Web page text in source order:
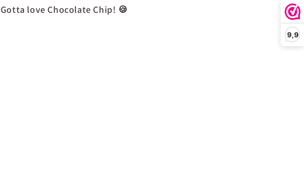
9,9
Gotta love Chocolate Chip! 🍪